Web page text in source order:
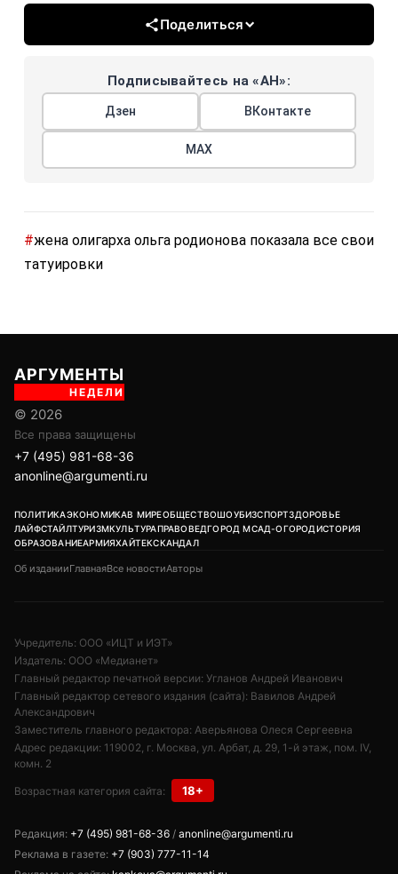
Поделиться
Подписывайтесь на «АН»:
Дзен ВКонтакте
МАХ
#жена олигарха ольга родионова показала все свои
татуировки
АРГУМЕНТЫ
НЕДЕЛИ
© 2026
Все права защищены
+7 (495) 981-68-36
anonline@argumenti.ru
ПОЛИТИКАЭКОНОМИКАВ МИРЕОБЩЕСТВОШОУБИЗСПОРТЗДОРОВЬЕ
ЛАЙФСТАЙЛТУРИЗМКУЛЬТУРАПРАВОВЕДГОРОД МСАД-ОГОРОДИСТОРИЯ
ОБРАЗОВАНИЕАРМИЯХАЙТЕКСКАНДАЛ
Об изданииГлавнаяВсе новостиАвторы
Учредитель: ООО «ИЦТ и ИЭТ»
Издатель: ООО «Медианет»
Главный редактор печатной версии: Угланов Андрей Иванович
Главный редактор сетевого издания (сайта): Вавилов Андрей
Александрович
Заместитель главного редактора: Аверьянова Олеся Сергеевна
Адрес редакции: 119002, г. Москва, ул. Арбат, д. 29, 1-й этаж, пом. IV,
комн. 2
Возрастная категория сайта: 18+
Редакция: +7 (495) 981-68-36 / anonline@argumenti.ru
Реклама в газете: +7 (903) 777-11-14